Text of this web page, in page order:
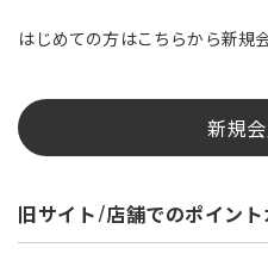
はじめての方はこちらから新規
新規
旧サイト/店舗でのポイン